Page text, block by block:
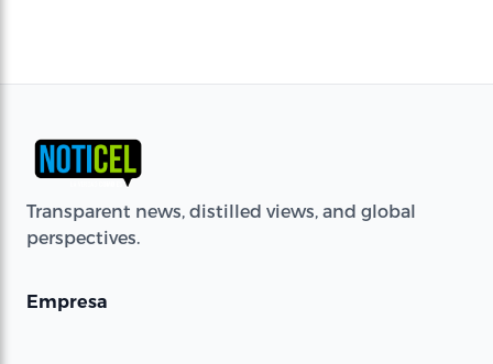
Transparent news, distilled views, and global
perspectives.
Empresa